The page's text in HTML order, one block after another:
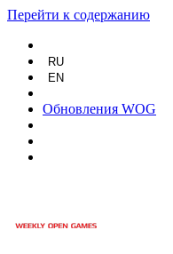
Перейти к содержанию
RU
EN
Обновления WOG